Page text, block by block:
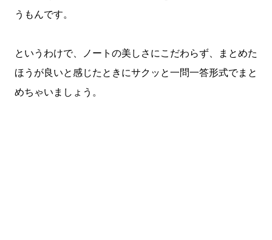
うもんです。
というわけで、ノートの美しさにこだわらず、まとめた
ほうが良いと感じたときにサクッと一問一答形式でまと
めちゃいましょう。